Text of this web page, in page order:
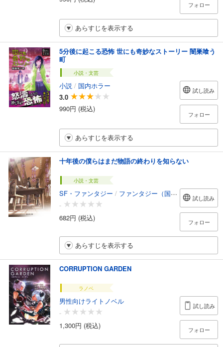
フォロー
あらすじを表示する
5分後に起こる恐怖 世にも奇妙なストーリー 闇巣喰う
町
小説・文芸
小説 / 国内ホラー
3.0
990円 (税込)
試し読み
フォロー
あらすじを表示する
十年後の僕らはまだ物語の終わりを知らない
小説・文芸
SF・ファンタジー / ファンタジー（国内）
-
682円 (税込)
試し読み
フォロー
あらすじを表示する
CORRUPTION GARDEN
ラノベ
男性向けライトノベル
-
1,300円 (税込)
試し読み
フォロー